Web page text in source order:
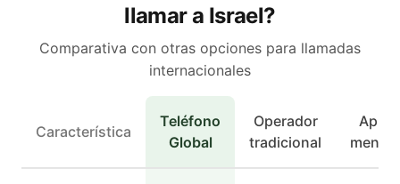
llamar a Israel?
Comparativa con otras opciones para llamadas
internacionales
Característica
Teléfono
Global
Operador
tradicional
Apps